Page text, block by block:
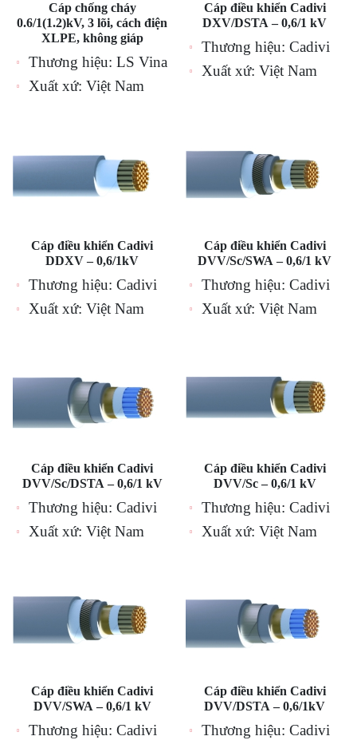
Cáp chống cháy
0.6/1(1.2)kV, 3 lõi, cách điện
XLPE, không giáp
Thương hiệu: LS Vina
Xuất xứ: Việt Nam
Cáp điều khiển Cadivi
DXV/DSTA – 0,6/1 kV
Thương hiệu: Cadivi
Xuất xứ: Việt Nam
Cáp điều khiển Cadivi
DDXV – 0,6/1kV
Thương hiệu: Cadivi
Xuất xứ: Việt Nam
Cáp điều khiển Cadivi
DVV/Sc/SWA – 0,6/1 kV
Thương hiệu: Cadivi
Xuất xứ: Việt Nam
Cáp điều khiển Cadivi
DVV/Sc/DSTA – 0,6/1 kV
Thương hiệu: Cadivi
Xuất xứ: Việt Nam
Cáp điều khiển Cadivi
DVV/Sc – 0,6/1 kV
Thương hiệu: Cadivi
Xuất xứ: Việt Nam
Cáp điều khiển Cadivi
DVV/SWA – 0,6/1 kV
Thương hiệu: Cadivi
Cáp điều khiển Cadivi
DVV/DSTA – 0,6/1kV
Thương hiệu: Cadivi